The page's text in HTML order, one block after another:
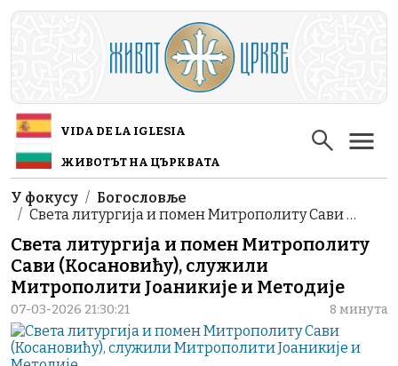
Skip to main content
VIDA DE LA IGLESIA
ЖИВОТЪТ НА ЦЪРКВАТА
Breadcrumb
У фокусу
Богословље
Света литургија и помен Митрополиту Сави …
Света литургија и помен Митрополиту
Сави (Косановићу), служили
Митрополити Јоаникије и Методије
07-03-2026 21:30:21 8 минута